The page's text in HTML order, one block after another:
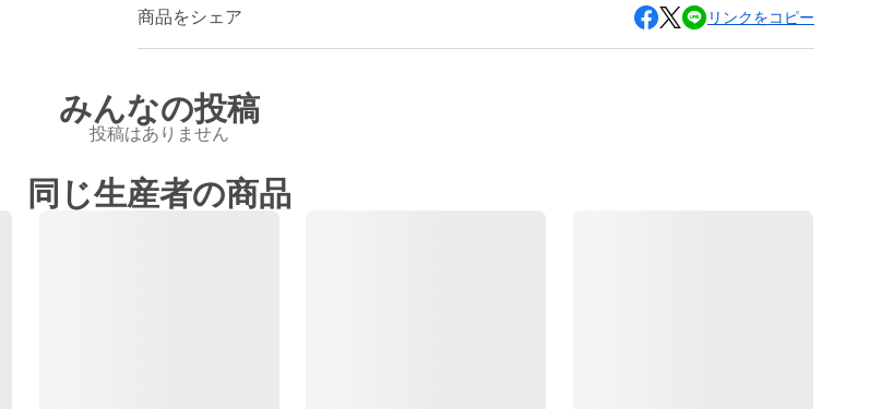
商品をシェア リンクをコピー
みんなの投稿
投稿はありません
同じ生産者の商品